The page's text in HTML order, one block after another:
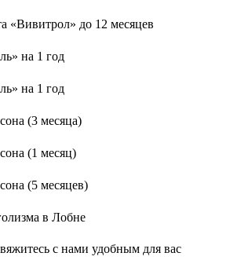
«Вивитрол» до 12 месяцев
на 1 год
на 1 год
(3 месяца)
(1 месяц)
(5 месяцев)
в Лобне
с нами удобным для вас